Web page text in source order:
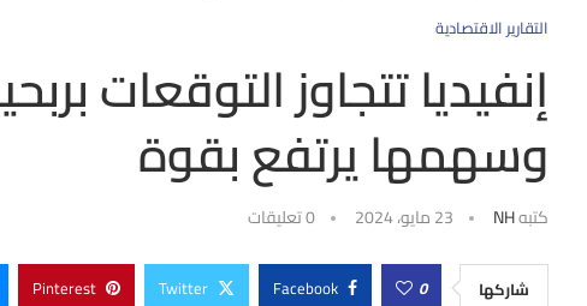
التقارير الاقتصادية
إنفيديا تتجاوز التوقعات
وسهمها يرتفع بقوة
كتبهNH 23 مايو، 2024 0 تعليقات
شاركها 0
Facebook
Twitter
Pinterest